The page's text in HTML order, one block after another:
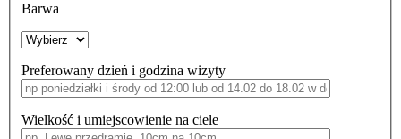
Barwa
Preferowany dzień i godzina wizyty
Wielkość i umiejscowienie na ciele